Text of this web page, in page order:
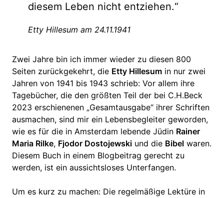
diesem Leben nicht entziehen.“
Etty Hillesum am 24.11.1941
Zwei Jahre bin ich immer wieder zu diesen 800
Seiten zurückgekehrt, die Etty Hillesum in nur zwei
Jahren von 1941 bis 1943 schrieb: Vor allem ihre
Tagebücher, die den größten Teil der bei C.H.Beck
2023 erschienenen „Gesamtausgabe“ ihrer Schriften
ausmachen, sind mir ein Lebensbegleiter geworden,
wie es für die in Amsterdam lebende Jüdin Rainer
Maria Rilke, Fjodor Dostojewski und die Bibel waren.
Diesem Buch in einem Blogbeitrag gerecht zu
werden, ist ein aussichtsloses Unterfangen.
Um es kurz zu machen: Die regelmäßige Lektüre in